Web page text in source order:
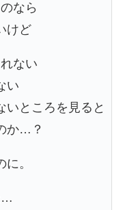
なら
けど
ない
い
いところを見ると
か…？
。
…